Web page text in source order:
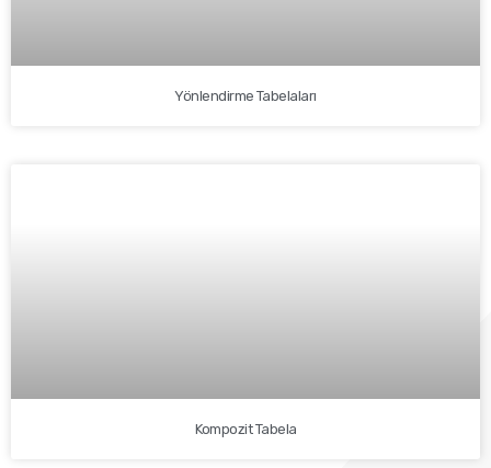
Yönlendirme Tabelaları
Kompozit Tabela